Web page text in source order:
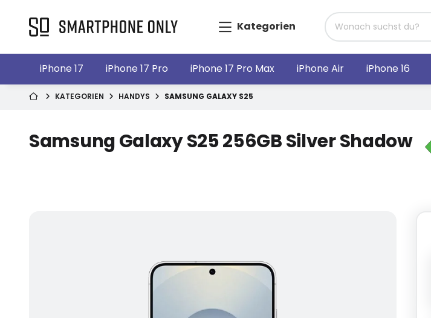
Kategorien
iPhone 17 iPhone 17 Pro iPhone 17 Pro Max iPhone Air iPhone 16
KATEGORIEN HANDYS SAMSUNG GALAXY S25
Samsung Galaxy S25 256GB Silver Shadow